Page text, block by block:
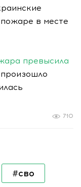
в месте
превысила
710
#сво